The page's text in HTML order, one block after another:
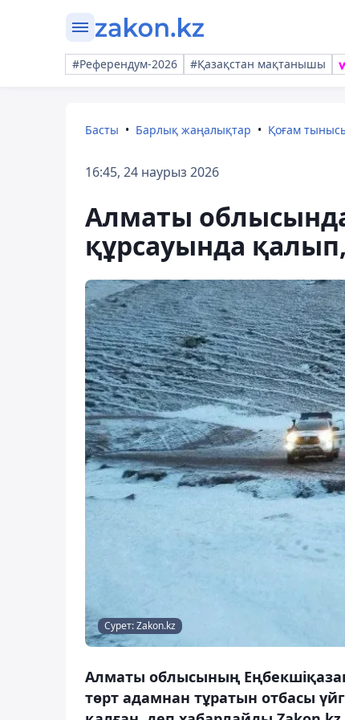
#Референдум-2026 #Қазақстан мақтанышы
Басты Барлық жаңалықтар Қоғам
16:45, 24 наурыз 2026
Алматы
құрсауында қалып,
Сурет: Zakon.kz
Алматы облысының
төрт адамнан тұратын отбасы